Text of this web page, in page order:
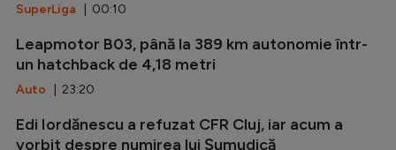
SuperLiga | 00:10
Leapmotor B03, până la 389 km autonomie într-
un hatchback de 4,18 metri
Auto | 23:20
Edi Iordănescu a refuzat CFR Cluj, iar acum a
vorbit despre numirea lui Șumudică